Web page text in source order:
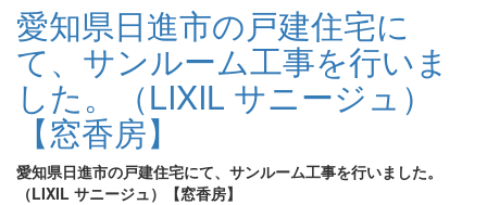
愛知県日進市の戸建住宅に
て、サンルーム工事を行いま
した。（LIXIL サニージュ）
【窓香房】
愛知県日進市の戸建住宅にて、サンルーム工事を行いました。
（LIXIL サニージュ）【窓香房】